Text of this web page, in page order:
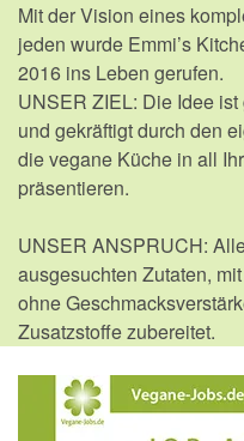
Mit der Vision eines
jeden wurde Emmi’s
2016 ins Leben gerufen.
UNSER ZIEL: Die Idee
und gekräftigt durch den
die vegane Küche in all
präsentieren.
UNSER ANSPRUCH:
ausgesuchten Zutaten,
ohne
Zusatzstoffe zubereitet.